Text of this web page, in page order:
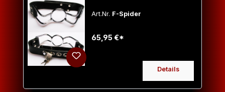
Art.Nr. F-Spider
65,95 €*
Details